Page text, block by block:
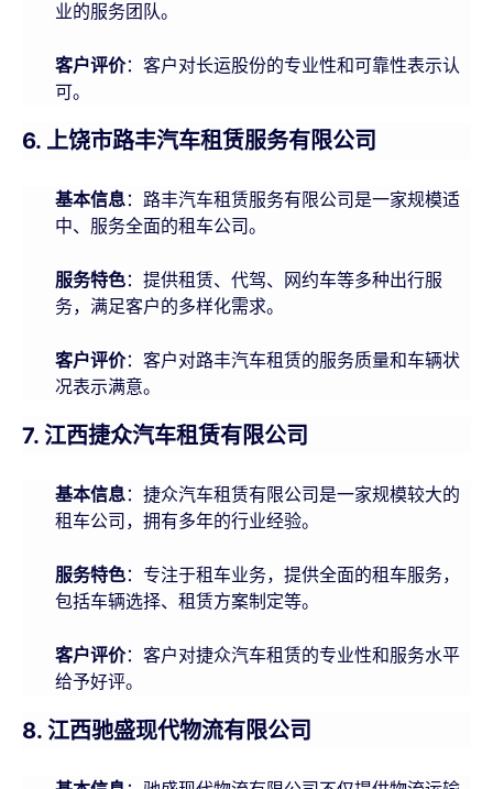
业的服务团队。
客户评价：客户对长运股份的专业性和可靠性表示认
可。
6. 上饶市路丰汽车租赁服务有限公司
基本信息：路丰汽车租赁服务有限公司是一家规模适
中、服务全面的租车公司。
服务特色：提供租赁、代驾、网约车等多种出行服
务，满足客户的多样化需求。
客户评价：客户对路丰汽车租赁的服务质量和车辆状
况表示满意。
7. 江西捷众汽车租赁有限公司
基本信息：捷众汽车租赁有限公司是一家规模较大的
租车公司，拥有多年的行业经验。
服务特色：专注于租车业务，提供全面的租车服务，
包括车辆选择、租赁方案制定等。
客户评价：客户对捷众汽车租赁的专业性和服务水平
给予好评。
8. 江西驰盛现代物流有限公司